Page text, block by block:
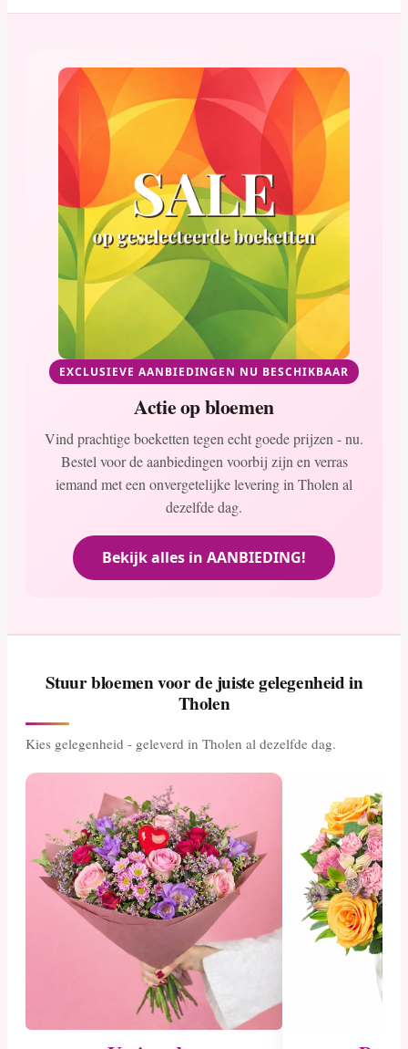
EXCLUSIEVE AANBIEDINGEN NU BESCHIKBAAR
Actie op bloemen
Vind prachtige boeketten tegen echt goede prijzen - nu.
Bestel voor de aanbiedingen voorbij zijn en verras
iemand met een onvergetelijke levering in Tholen al
dezelfde dag.
Bekijk alles in AANBIEDING!
Stuur bloemen voor de juiste gelegenheid in
Tholen
Kies gelegenheid - geleverd in Tholen al dezelfde dag.